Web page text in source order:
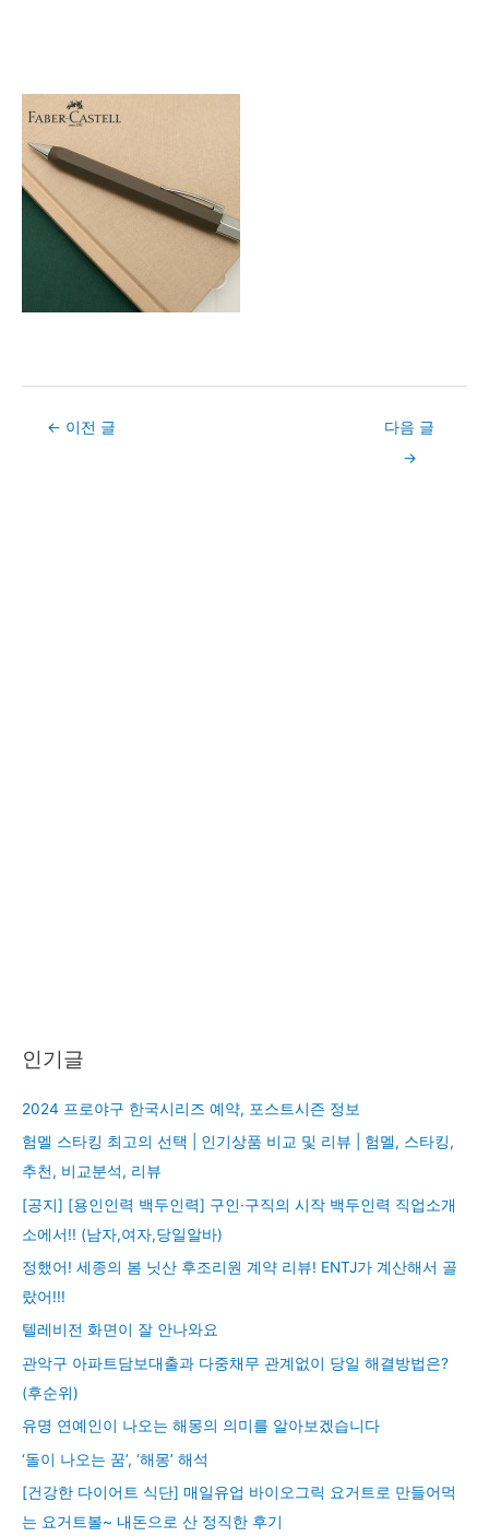
Post← 이전 글
다음 글
→
인기글
2024 프로야구 한국시리즈 예약, 포스트시즌 정보
험멜 스타킹 최고의 선택 | 인기상품 비교 및 리뷰 | 험멜, 스타킹,
추천, 비교분석, 리뷰
[공지] [용인인력 백두인력] 구인·구직의 시작 백두인력 직업소개
소에서!! (남자,여자,당일알바)
정했어! 세종의 봄 닛산 후조리원 계약 리뷰! ENTJ가 계산해서 골
랐어!!!
텔레비전 화면이 잘 안나와요
관악구 아파트담보대출과 다중채무 관계없이 당일 해결방법은?
(후순위)
유명 연예인이 나오는 해몽의 의미를 알아보겠습니다
‘돌이 나오는 꿈’, ‘해몽’ 해석
[건강한 다이어트 식단] 매일유업 바이오그릭 요거트로 만들어먹
는 요거트볼~ 내돈으로 산 정직한 후기